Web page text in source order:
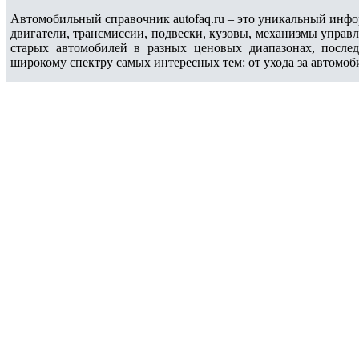
Автомобильный справочник autofaq.ru – это уникальный
двигатели, трансмиссии, подвески, кузовы, механизмы
старых автомобилей в разных ценовых диапазонах,
широкому спектру самых интересных тем: от ухода за